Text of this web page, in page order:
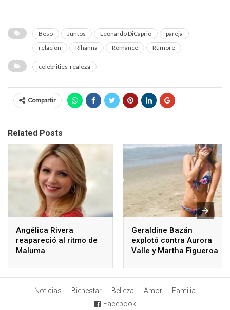
Beso Juntos Leonardo DiCaprio
pareja
relacion
Rihanna Romance Rumore
celebrities-realeza
Compartir
Related Posts
Angélica Rivera
reapareció al ritmo de
Maluma
Geraldine Bazán
explotó contra Aurora
Valle y Martha Figueroa
Noticias Bienestar Belleza Amor
Familia
Facebook